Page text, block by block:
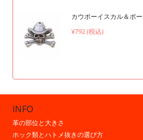
カウボーイスカル＆ボ
¥792 (税込)
INFO
革の部位と大きさ
ホック類とハトメ抜きの選び方